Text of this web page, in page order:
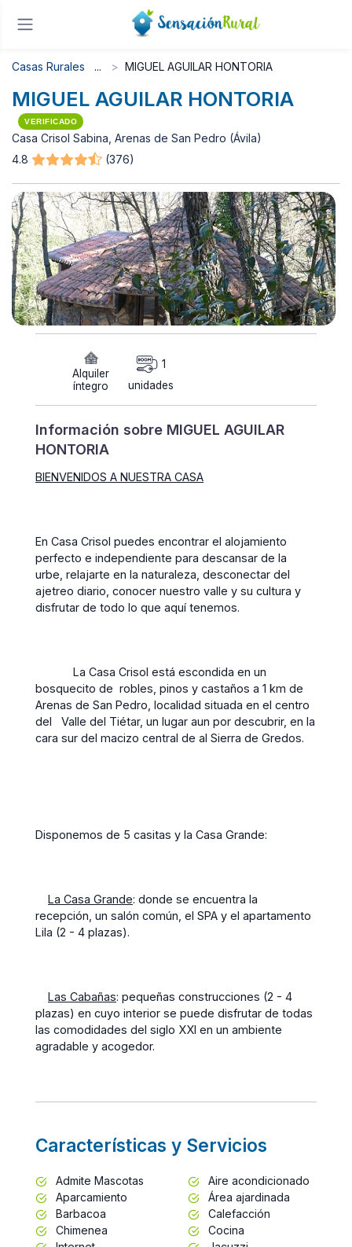
Casas Rurales MIGUEL AGUILAR HONTORIA
MIGUEL AGUILAR HONTORIA
VERIFICADO
Casa Crisol Sabina, Arenas de San Pedro (Ávila)
4.8
(376)
Alquiler
íntegro
1
unidades
Información sobre MIGUEL AGUILAR
HONTORIA
BIENVENIDOS A NUESTRA CASA
En Casa Crisol puedes encontrar el alojamiento
perfecto e independiente para descansar de la
urbe, relajarte en la naturaleza, desconectar del
ajetreo diario, conocer nuestro valle y su cultura y
disfrutar de todo lo que aquí tenemos.
La Casa Crisol está escondida en un
bosquecito de robles, pinos y castaños a 1 km de
Arenas de San Pedro, localidad situada en el centro
del Valle del Tiétar, un lugar aun por descubrir, en la
cara sur del macizo central de al Sierra de Gredos.
Disponemos de 5 casitas y la Casa Grande:
La Casa Grande: donde se encuentra la
recepción, un salón común, el SPA y el apartamento
Lila (2 - 4 plazas).
Las Cabañas: pequeñas construcciones (2 - 4
plazas) en cuyo interior se puede disfrutar de todas
las comodidades del siglo XXI en un ambiente
agradable y acogedor.
Características y Servicios
Admite Mascotas
Aire acondicionado
Aparcamiento
Área ajardinada
Barbacoa
Calefacción
Chimenea
Cocina